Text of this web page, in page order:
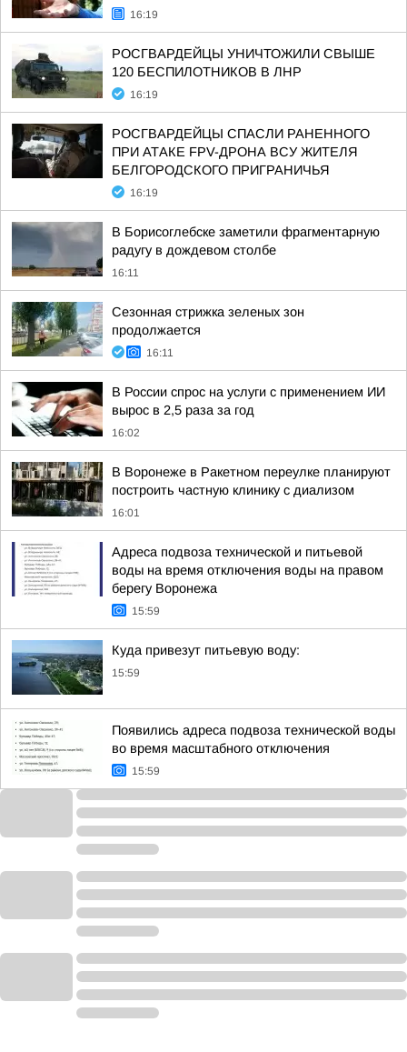
16:19
РОСГВАРДЕЙЦЫ УНИЧТОЖИЛИ СВЫШЕ
120 БЕСПИЛОТНИКОВ В ЛНР
16:19
РОСГВАРДЕЙЦЫ СПАСЛИ РАНЕННОГО
ПРИ АТАКЕ FPV-ДРОНА ВСУ ЖИТЕЛЯ
БЕЛГОРОДСКОГО ПРИГРАНИЧЬЯ
16:19
В Борисоглебске заметили фрагментарную
радугу в дождевом столбе
16:11
Сезонная стрижка зеленых зон
продолжается
16:11
В России спрос на услуги с применением ИИ
вырос в 2,5 раза за год
16:02
В Воронеже в Ракетном переулке планируют
построить частную клинику с диализом
16:01
Адреса подвоза технической и питьевой
воды на время отключения воды на правом
берегу Воронежа
15:59
Куда привезут питьевую воду:
15:59
Появились адреса подвоза технической воды
во время масштабного отключения
15:59